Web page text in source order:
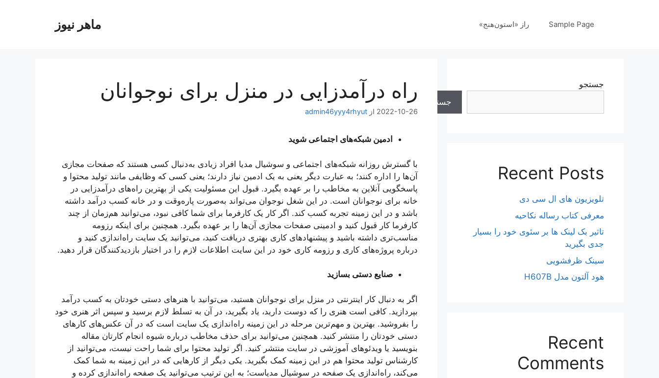
ماهر نیوز Sample Page راز «استون‌هنج»
راه درآمدزایی در منزل برای نوجوانان
2022-10-26 از admin46yyy4rhyut
ادمین شبکه‌های اجتماعی شوید
با گسترش روزانه شبکه‌های اجتماعی و سوشیال مدیا افراد زیادی به‌دنبال کسی هستند که صفحات مجازی
آن‌ها را اداره کنند؛ به عبارت دیگر یعنی به یک ادمین نیاز دارند؛ یعنی کسی که وظایفی مانند تولید محتوا و
پاسخگویی آنلاین به مخاطب را بر عهده بگیرد. قبول این مسئولیت یکی از بهترین راه‌های درآمدزایی در
خانه برای نوجوانان است. در این شغل نوجوان می‌تواند به‌صورت پاره‌وقت و در خانه کسب درآمد داشته
باشد و در این زمینه تجربه کسب کند. اگر کار یک کارفرما برای شما کافی نبود، می‌توانید هم‌زمان از چند
کارفرما کار قبول کنید و ادمینی صفحات مجازی آن‌ها را بر عهده بگیرد. همچنین برای اینکه رزومه
مناسب‌تری داشته باشید و پیشنهادهای کاری بهتری دریافت کنید، می‌توانید یک سایت راه‌اندازی کنید و
درباره پروژه‌های کاری و رزومه کاری‌ خود در این سایت اطلاعات لازم را در اختیار بازدیدکنندگان قرار دهید.
صنایع دستی بسازید
اگر به دنبال کار اینترنتی در منزل برای نوجوانان هستید، می‌توانید با هنرهای دستی خودتان به کسب درآمد
بپردازید. کافی است هنری را که دوست دارید، یاد بگیرید، در آن به تسلط لازم برسید و سپس اثر هنری‌ خود
را بفروشید. بهترین و مهم‌ترین مرحله در این زمینه راه‌اندازی یک سایت است که در آن عکس‌های کارهای
دستی خودتان را منتشر کنید. همچنین می‌توانید برای حذف مخاطب درباره شیوه انجام کارتان مقاله
بنویسید یا ویدئوهای آموزشی در سایت منتشر کنید. اگر تولید محتوا برای شما راحت نیست، می‌توانید از
کارشناس تولید محتوا هم در این زمینه کمک بگیرید. یکی دیگر از کارهایی که در این زمینه به شما کمک
می‌کند، راه‌اندازی یک صفحه در سوشیال مدیاست؛ به این ترتیب می‌توانید یک صفحه راه‌اندازی کرده و
جستجو
جستجو
Recent Posts
تلویزیون های ال سی دی
معرفی کتاب رساله نکاحیه
تاثیر بک لینک ها بر سئوی خود را بسیار
جدی بگیرید
سینک ظرفشویی
هود آلتون مدل H607B
Recent
Comments